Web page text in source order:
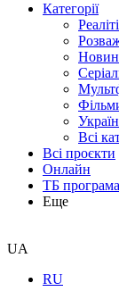
Категорії
Всі
Всі проєкти
Онлайн
ТБ програма
Еще
UA
RU